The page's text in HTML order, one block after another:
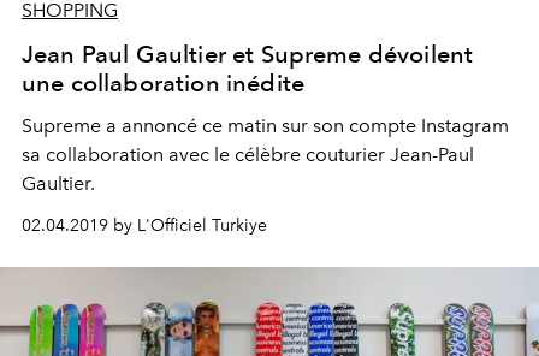
SHOPPING
Jean Paul Gaultier et Supreme dévoilent
une collaboration inédite
Supreme a annoncé ce matin sur son compte Instagram
sa collaboration avec le célèbre couturier Jean-Paul
Gaultier.
02.04.2019 by L'Officiel Turkiye